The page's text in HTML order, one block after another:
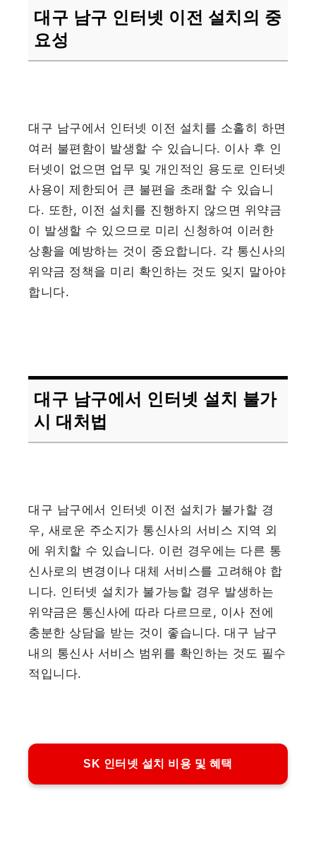
대구 남구 인터넷 이전 설치의 중
요성
대구 남구에서 인터넷 이전 설치를 소홀히 하면
여러 불편함이 발생할 수 있습니다. 이사 후 인
터넷이 없으면 업무 및 개인적인 용도로 인터넷
사용이 제한되어 큰 불편을 초래할 수 있습니
다. 또한, 이전 설치를 진행하지 않으면 위약금
이 발생할 수 있으므로 미리 신청하여 이러한
상황을 예방하는 것이 중요합니다. 각 통신사의
위약금 정책을 미리 확인하는 것도 잊지 말아야
합니다.
대구 남구에서 인터넷 설치 불가
시 대처법
대구 남구에서 인터넷 이전 설치가 불가할 경
우, 새로운 주소지가 통신사의 서비스 지역 외
에 위치할 수 있습니다. 이런 경우에는 다른 통
신사로의 변경이나 대체 서비스를 고려해야 합
니다. 인터넷 설치가 불가능할 경우 발생하는
위약금은 통신사에 따라 다르므로, 이사 전에
충분한 상담을 받는 것이 좋습니다. 대구 남구
내의 통신사 서비스 범위를 확인하는 것도 필수
적입니다.
SK 인터넷 설치 비용 및 혜택